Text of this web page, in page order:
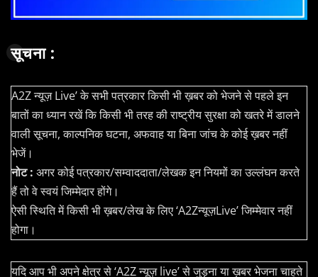
सूचना :
A2Z न्यूज़ Live’ के सभी पत्रकार किसी भी ख़बर को भेजने से पहले इन
बातों का ध्यान रखें कि किसी भी तरह की राष्ट्रीय सुरक्षा को खतरे में डालने
वाली सूचना, काल्पनिक घटना, अफवाह या बिना जांच के कोई ख़बर नहीं
भेजें।
नोट : अगर कोई पत्रकार/सम्वाददाता/लेखक इन नियमों का उल्लंघन करते
हैं तो वे स्वयं जिम्मेदार होंगे।
ऐसी स्थिति में किसी भी ख़बर/लेख के लिए ‘A2Zन्यूज़Live’ जिम्मेवार नहीं
होगा।
यदि आप भी अपने क्षेत्र से ‘A2Z न्यूज़ live’ से जुड़ना या ख़बर भेजना चाहते